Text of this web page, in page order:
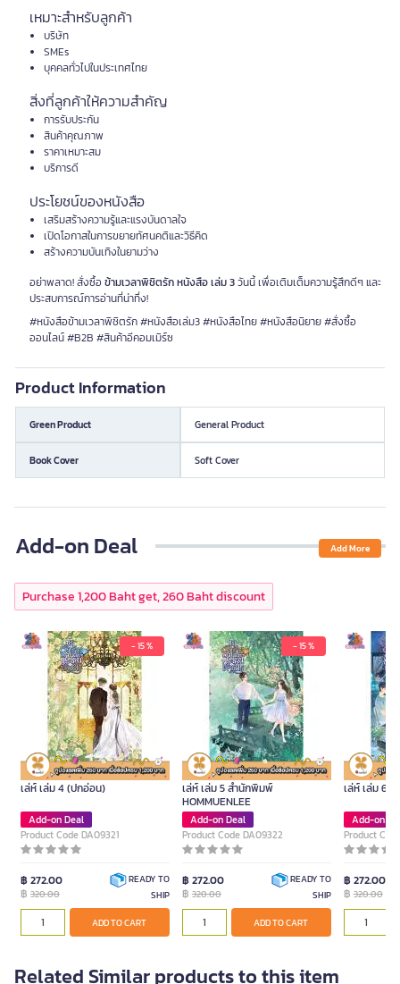
เหมาะสำหรับลูกค้า
บริษัท
SMEs
บุคคลทั่วไปในประเทศไทย
สิ่งที่ลูกค้าให้ความสำคัญ
การรับประกัน
สินค้าคุณภาพ
ราคาเหมาะสม
บริการดี
ประโยชน์ของหนังสือ
เสริมสร้างความรู้และแรงบันดาลใจ
เปิดโอกาสในการขยายทัศนคติและวิธีคิด
สร้างความบันเทิงในยามว่าง
อย่าพลาด! สั่งซื้อข้ามเวลาพิชิตรัก หนังสือ เล่ม 3วันนี้ เพื่อเติมเต็มความรู้สึกดีๆ และ
ประสบการณ์การอ่านที่น่าทึ่ง!
#หนังสือข้ามเวลาพิชิตรัก #หนังสือเล่ม3 #หนังสือไทย #หนังสือนิยาย #สั่งซื้อ
ออนไลน์ #B2B #สินค้าอีคอมเมิร์ซ
Product Information
Green Product General Product
Book Cover Soft Cover
Add-on Deal Add More
Purchase 1,200 Baht get, 260 Baht discount
- 15 %
หนังสือ หนีรักร้ายท่านประธานเจ้า
เล่ห์ เล่ม 4 (ปกอ่อน)
Add-on Deal
Product Code DA09321
฿ 272.00
฿ 320.00
READY TO
SHIP
ADD TO CART
- 15 %
หนังสือ หนีรักร้ายท่านประธานเจ้า
เล่ห์ เล่ม 5 สำนักพิมพ์
HOMMUENLEE
Add-on Deal
Product Code DA09322
฿ 272.00
฿ 320.00
READY TO
SHIP
ADD TO CART
หนังสือ หนีรั
เล่ห์ เล่ม 6
Add-on
Product
฿ 272.00
฿320.00
Related Similar products to this item